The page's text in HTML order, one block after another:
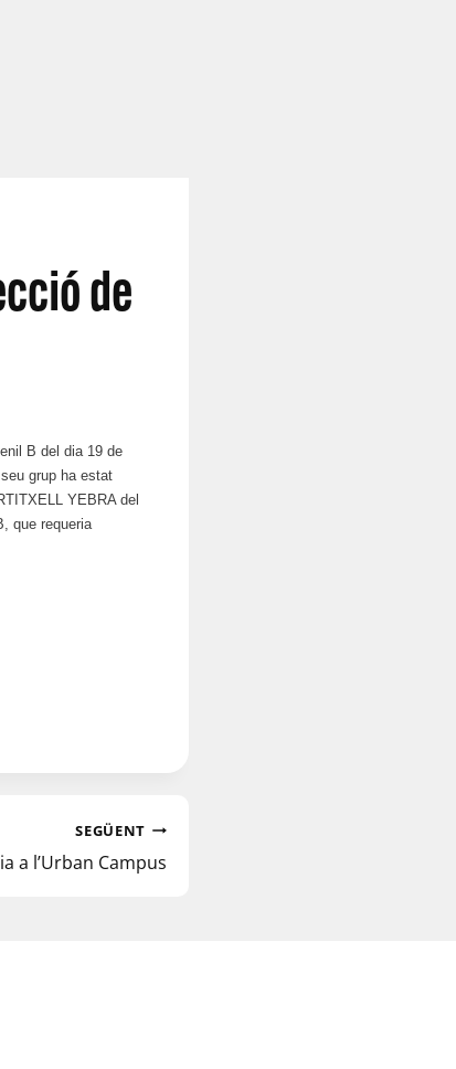
de
B del dia 19 de
grup ha estat
YEBRA del
que requeria
SEGÜENT
a l’Urban Campus